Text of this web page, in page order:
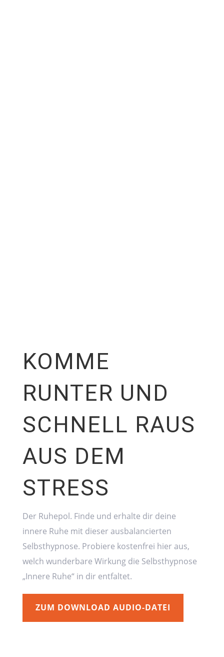
KOMME
RUNTER UND
SCHNELL RAUS
AUS DEM
STRESS
Der Ruhepol. Finde und erhalte dir deine
innere Ruhe mit dieser ausbalancierten
Selbsthypnose. Probiere kostenfrei hier aus,
welch wunderbare Wirkung die Selbsthypnose
„Innere Ruhe“ in dir entfaltet.
ZUM DOWNLOAD AUDIO-DATEI